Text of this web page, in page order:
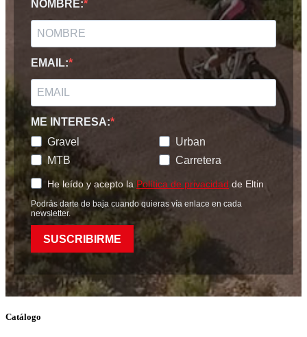
NOMBRE:
EMAIL:
ME INTERESA:
Gravel
MTB
Urban
Carretera
He leído y acepto la Política de privacidad de Eltin
Podrás darte de baja cuando quieras vía enlace en cada
newsletter.
SUSCRIBIRME
Catálogo